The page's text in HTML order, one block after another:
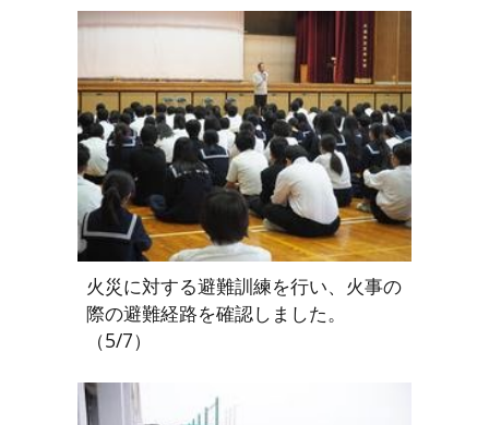
火災に対する避難訓練を行い、火事の
際の避難経路を確認しました。
（5/7）